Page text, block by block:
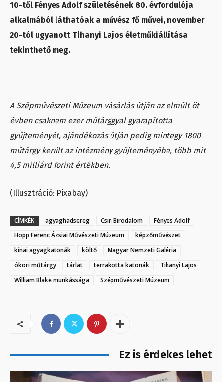
10-től Fényes Adolf születésének 80. évfordulója
alkalmából láthatóak a művész fő művei, november
20-tól ugyanott Tihanyi Lajos életműkiállítása
tekinthető meg.
A Szépművészeti Múzeum vásárlás útján az elmúlt öt
évben csaknem ezer műtárggyal gyarapította
gyűjteményét, ajándékozás útján pedig mintegy 1800
műtárgy került az intézmény gyűjteményébe, több mit
4,5 milliárd forint értékben.
(Illusztráció: Pixabay)
CÍMKÉK agyaghadsereg Csin Birodalom
Fényes Adolf
Hopp Ferenc Ázsiai Művészeti Múzeum
képzőművészet
kínai agyagkatonák
költő
Magyar Nemzeti Galéria
ókori műtárgy
tárlat terrakotta katonák
Tihanyi Lajos
William Blake munkássága
Szépművészeti Múzeum
Ez is érdekes lehet